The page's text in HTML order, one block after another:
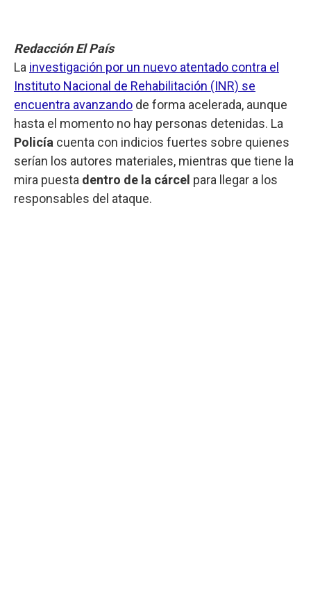
Redacción El País
La investigación por un nuevo atentado contra el
Instituto Nacional de Rehabilitación (INR) se
encuentra avanzando de forma acelerada, aunque
hasta el momento no hay personas detenidas. La
Policía cuenta con indicios fuertes sobre quienes
serían los autores materiales, mientras que tiene la
mira puesta dentro de la cárcel para llegar a los
responsables del ataque.